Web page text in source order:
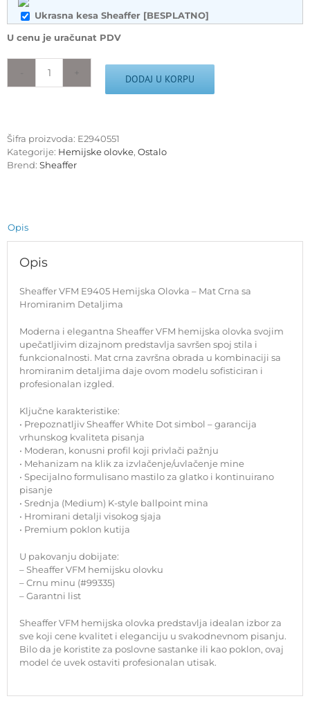
Ukrasna kesa Sheaffer [BESPLATNO]
U cenu je uračunat PDV
Sheaffer
crna
količina
DODAJ U KORPU
Šifra proizvoda: E2940551
Kategorije: Hemijske olovke, Ostalo
Brend: Sheaffer
Opis
Opis
Sheaffer VFM E9405 Hemijska Olovka – Mat Crna sa
Hromiranim Detaljima
Moderna i elegantna Sheaffer VFM hemijska olovka svojim
upečatljivim dizajnom predstavlja savršen spoj stila i
funkcionalnosti. Mat crna završna obrada u kombinaciji sa
hromiranim detaljima daje ovom modelu sofisticiran i
profesionalan izgled.
Ključne karakteristike:
• Prepoznatljiv Sheaffer White Dot simbol – garancija
vrhunskog kvaliteta pisanja
• Moderan, konusni profil koji privlači pažnju
• Mehanizam na klik za izvlačenje/uvlačenje mine
• Specijalno formulisano mastilo za glatko i kontinuirano
pisanje
• Srednja (Medium) K-style ballpoint mina
• Hromirani detalji visokog sjaja
• Premium poklon kutija
U pakovanju dobijate:
– Sheaffer VFM hemijsku olovku
– Crnu minu (#99335)
– Garantni list
Sheaffer VFM hemijska olovka predstavlja idealan izbor za
sve koji cene kvalitet i eleganciju u svakodnevnom pisanju.
Bilo da je koristite za poslovne sastanke ili kao poklon, ovaj
model će uvek ostaviti profesionalan utisak.